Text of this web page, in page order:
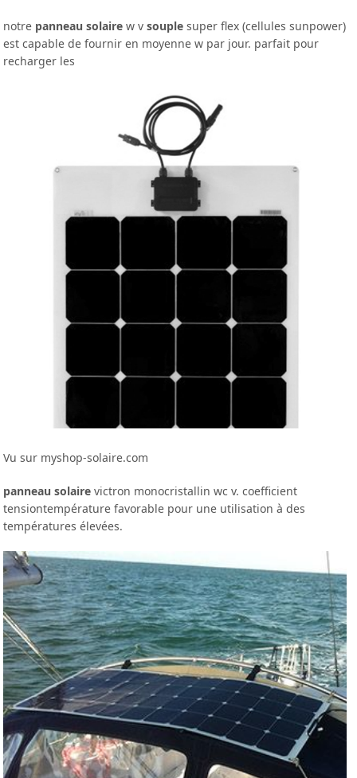
notre panneau solaire w vsouple super flex (cellules sunpower)
est capable de fournir en moyenne w par jour. parfait pour
recharger les
Vu sur myshop-solaire.com
panneau solaire victron monocristallin wc v. coefficient
tensiontempérature favorable pour une utilisation à des
températures élevées.